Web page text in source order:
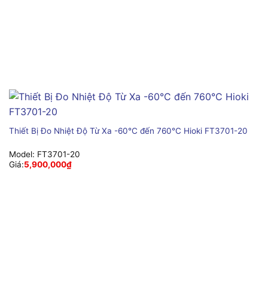
Thiết Bị Đo Nhiệt Độ Từ Xa -60°C đến 760°C Hioki FT3701-20
Model: FT3701-20
Giá:5,900,000₫